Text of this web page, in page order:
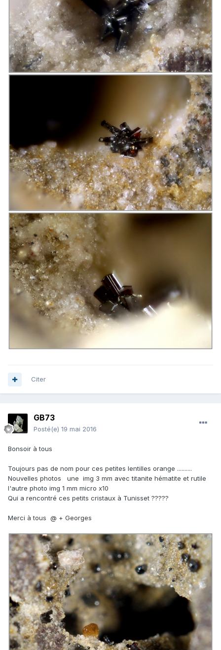
Citer
GB73
Posté(e) 19 mai 2016
Bonsoir à tous
Toujours pas de nom pour ces petites lentilles orange ..........
Nouvelles photos une img 3 mm avec titanite hématite et rutile
l'autre photo img 1 mm micro x10
Qui a rencontré ces petits cristaux à Tunisset ?????
Merci à tous @ + Georges